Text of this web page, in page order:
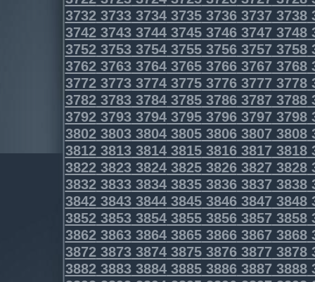
3732373337343735373637373738
3742374337443745374637473748
3752375337543755375637573758
3762376337643765376637673768
3772377337743775377637773778
3782378337843785378637873788
3792379337943795379637973798
3802380338043805380638073808
3812381338143815381638173818
3822382338243825382638273828
3832383338343835383638373838
3842384338443845384638473848
3852385338543855385638573858
3862386338643865386638673868
3872387338743875387638773878
3882388338843885388638873888